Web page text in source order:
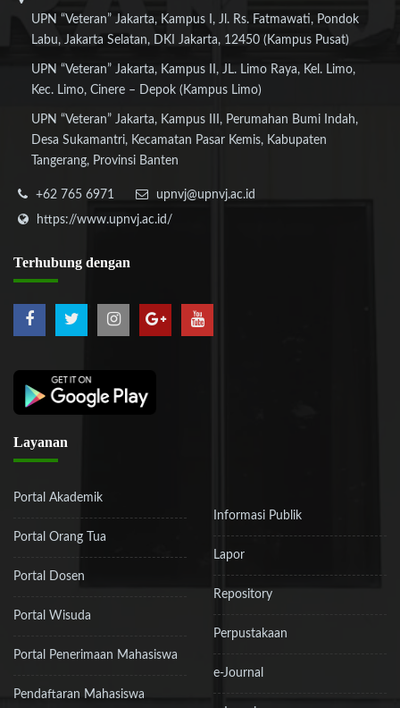
UPN “Veteran” Jakarta, Kampus I, Jl. Rs. Fatmawati, Pondok
Labu, Jakarta Selatan, DKI Jakarta, 12450 (Kampus Pusat)
UPN “Veteran” Jakarta, Kampus II, JL. Limo Raya, Kel. Limo,
Kec. Limo, Cinere – Depok (Kampus Limo)
UPN “Veteran” Jakarta, Kampus III, Perumahan Bumi Indah,
Desa Sukamantri, Kecamatan Pasar Kemis, Kabupaten
Tangerang, Provinsi Banten
+62 765 6971
upnvj@upnvj.ac.id
https://www.upnvj.ac.id/
Terhubung dengan
Layanan
Portal Akademik
Portal Orang Tua
Portal Dosen
Portal Wisuda
Portal Penerimaan Mahasiswa
Pendaftaran Mahasiswa
Informasi Publik
Lapor
Repository
Perpustakaan
e-Journal